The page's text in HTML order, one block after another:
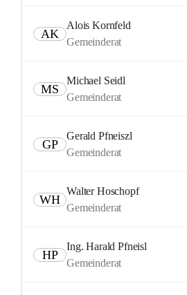
AK
Alois Kornfeld
Gemeinderat
MS
Michael Seidl
Gemeinderat
GP
Gerald Pfneiszl
Gemeinderat
WH
Walter Hoschopf
Gemeinderat
HP
Ing. Harald Pfneisl
Gemeinderat